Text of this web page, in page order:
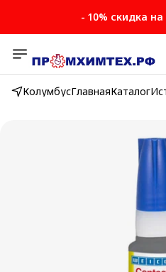
- 10% скидка
КолумбусГлавнаяКаталог